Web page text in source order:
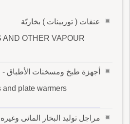
عنفات ( توربينات ) بخاريّة
AND OTHER VAPOUR
أجهزة طبخ ومسخنات الأطباق -
plate warmers
مراجل توليد البخار المائى